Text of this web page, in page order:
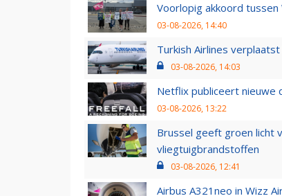
Voorlopig akkoord
03-08-2026, 14:40
Turkish Airlines
03-08-2026, 14:03
Netflix publiceert nieuwe
03-08-2026, 13:22
Brussel geeft groen licht
vliegtuigbrandstoffen
03-08-2026, 12:41
Airbus A321neo in Wizz